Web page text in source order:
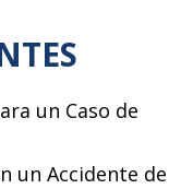
un Caso de
un Accidente de